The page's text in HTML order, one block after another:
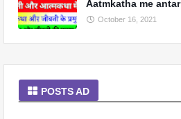
Aatmkatha me antar
October 16, 2021
POSTS AD